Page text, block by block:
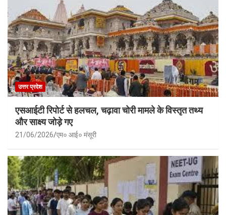
उत्तर प्रदेश
एसआईटी रिपोर्ट से हलचल, चढ़ावा चोरी मामले के विस्तृत तथ्य
और साक्ष्य जोड़े गए
21/06/2026 एम० आई० मंसूरी